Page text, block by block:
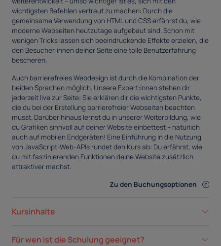
wichtigsten Befehlen vertraut zu machen: Durch die
gemeinsame Verwendung von HTML und CSS erfährst du, wie
moderne Webseiten heutzutage aufgebaut sind. Schon mit
wenigen Tricks lassen sich beeindruckende Effekte erzielen, die
den Besucher:innen deiner Seite eine tolle Benutzerfahrung
bescheren.
Auch barrierefreies Webdesign ist durch die Kombination der
beiden Sprachen möglich. Unsere Expert:innen stehen dir
jederzeit live zur Seite: Sie erklären dir die wichtigsten Punkte,
die du bei der Erstellung barrierefreier Webseiten beachten
musst. Darüber hinaus lernst du in unserer Weiterbildung, wie
du Grafiken sinnvoll auf deiner Website einbettest – natürlich
auch auf mobilen Endgeräten! Eine Einführung in die Nutzung
von JavaScript-Web-APIs rundet den Kurs ab: Du erfährst, wie
du mit faszinierenden Funktionen deine Website zusätzlich
attraktiver machst.
Zu den Buchungsoptionen
Kursinhalte
Für wen ist die Schulung geeignet?